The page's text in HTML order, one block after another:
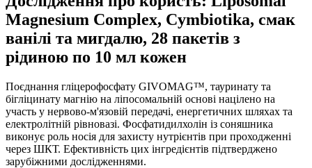
Magnesium Complex, Cymbiotika, смак
ванілі та мигдалю, 28 пакетів з
рідиною по 10 мл кожен
Поєднання гліцерофосфату GIVOMAG™, тауринату та
бігліцинату магнію на ліпосомальній основі націлено на
участь у нервово-м'язовій передачі, енергетичних шляхах та
електролітній рівновазі. Фосфатидилхолін із соняшника
виконує роль носія для захисту нутрієнтів при проходженні
через ШКТ. Ефективність цих інгредієнтів підтверджено
зарубіжними дослідженнями.